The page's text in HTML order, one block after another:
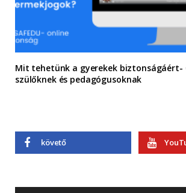
Mit tehetünk a gyerekek biztonságáért-
szülőknek és pedagógusoknak
követő